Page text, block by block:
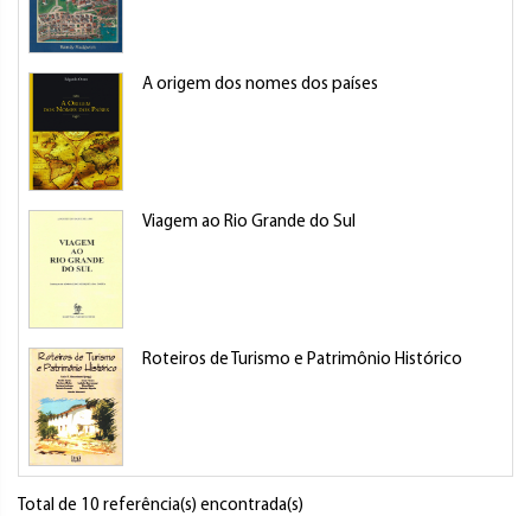
A origem dos nomes dos países
Viagem ao Rio Grande do Sul
Roteiros de Turismo e Patrimônio Histórico
Total de 10 referência(s) encontrada(s)